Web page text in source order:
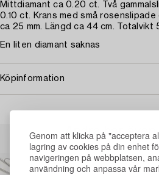
Genom att klicka på "acceptera
lagring av cookies på din enhet
navigeringen på webbplatsen,
användning och anpassa vår
Mittdiamant ca 0.20 ct. Två
0.10 ct. Krans med små
ca 25 mm. Längd ca 44 cm. Totalvikt
En liten diamant saknas
Köpinformation
Andra har